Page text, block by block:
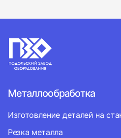
Металлообработка
Изготовление деталей на
Резка металла